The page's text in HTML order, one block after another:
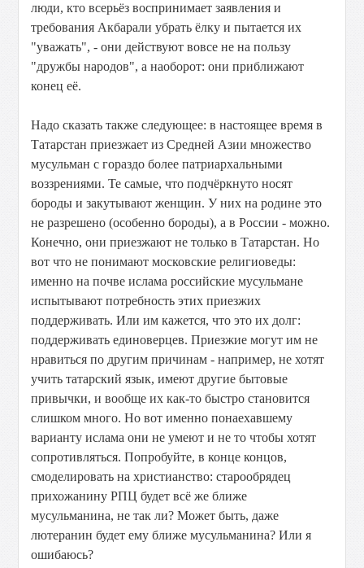
люди, кто всерьёз воспринимает заявления и
требования Акбарали убрать ёлку и пытается их
"уважать", - они действуют вовсе не на пользу
"дружбы народов", а наоборот: они приближают
конец её.
Надо сказать также следующее: в настоящее время в
Татарстан приезжает из Средней Азии множество
мусульман с гораздо более патриархальными
воззрениями. Те самые, что подчёркнуто носят
бороды и закутывают женщин. У них на родине это
не разрешено (особенно бороды), а в России - можно.
Конечно, они приезжают не только в Татарстан. Но
вот что не понимают московские религиоведы:
именно на почве ислама российские мусульмане
испытывают потребность этих приезжих
поддерживать. Или им кажется, что это их долг:
поддерживать единоверцев. Приезжие могут им не
нравиться по другим причинам - например, не хотят
учить татарский язык, имеют другие бытовые
привычки, и вообще их как-то быстро становится
слишком много. Но вот именно понаехавшему
варианту ислама они не умеют и не то чтобы хотят
сопротивляться. Попробуйте, в конце концов,
смоделировать на христианство: старообрядец
прихожанину РПЦ будет всё же ближе
мусульманина, не так ли? Может быть, даже
лютеранин будет ему ближе мусульманина? Или я
ошибаюсь?